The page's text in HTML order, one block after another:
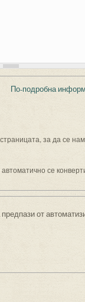
По-подробна
за да се
се
от